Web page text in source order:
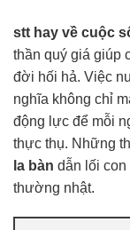
stt hay về cuộc
thần quý giá giúp
đời hối hả. Việc
nghĩa không chỉ
động lực để mỗi
thực thụ. Những
la bàn dẫn lối
thường nhật.